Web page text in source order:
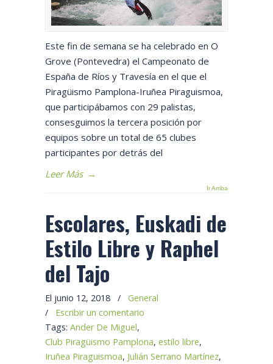
Este fin de semana se ha celebrado en O
Grove (Pontevedra) el Campeonato de
España de Ríos y Travesía en el que el
Piragüismo Pamplona-Iruñea Piraguismoa,
que participábamos con 29 palistas,
consesguimos la tercera posición por
equipos sobre un total de 65 clubes
participantes por detrás del
Leer Más →
Ir Arriba
Escolares, Euskadi de
Estilo Libre y Raphel
del Tajo
El junio 12, 2018 /
General
/ Escribir un comentario
Tags: Ander De Miguel,
Club Piragüismo Pamplona, estilo libre,
Iruñea Piraguismoa, Julián Serrano Martínez,